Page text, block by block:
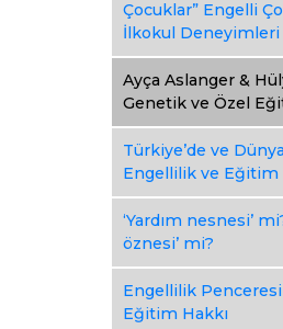
Çocuklar” Engelli
İlkokul Deneyimleri
Ayça Aslanger &
Genetik ve Özel
Türkiye’de ve
Engellilik ve Eğitim
‘Yardım nesnesi’
öznesi’ mi?
Engellilik
Eğitim Hakkı